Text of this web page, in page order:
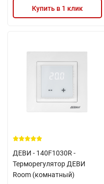
Купить в 1 клик
ДЕВИ - 140F1030R -
Терморегулятор ДЕВИ
Room (комнатный)